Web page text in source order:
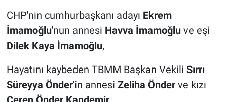
CHP'nin cumhurbaşkanı adayı Ekrem
İmamoğlu'nun annesi Havva İmamoğluve eşi
Dilek Kaya İmamoğlu,
Hayatını kaybeden TBMM Başkan Vekili Sırrı
Süreyya Önder'in annesi Zeliha Önderve kızı
Nedir
Popüler
Programlar
Sağlık